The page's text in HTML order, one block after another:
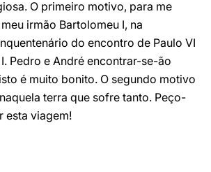
O primeiro motivo, para me
irmão Bartolomeu I, na
do encontro de Paulo VI
Pedro e André encontrar-se-ão
é muito bonito. O segundo motivo
terra que sofre tanto. Peço-
esta viagem!